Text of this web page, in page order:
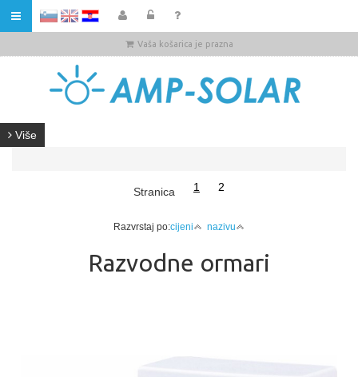
Vaša košarica je prazna
Više
Stranica 1 2
Razvrstaj po:cijeni nazivu
Razvodne ormari